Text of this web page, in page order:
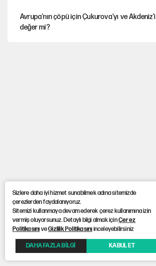
Avrupa'nın çöpü için Çukurova'yı ve
değer mi?
> Neymar, Brezilya Milli Takımı’na veda etti:
Neymar,
Takımı’na veda
'Denedim ama
Sizlere daha iyi hizmet sunabilmek adına sitemizde
çerezlerden faydalanıyoruz.
Sitemizi kullanmaya devam ederek çerez kullanımına izin
vermiş oluyorsunuz. Detaylı bilgi almak içinÇerez
PolitikasınıveGizlilik Politikasınıinceleyebilirsiniz
DAHA FAZLA BİLGİ KABUL ET